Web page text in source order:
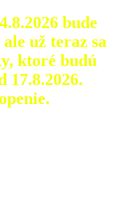
bude
už teraz sa
ktoré budú
17.8.2026.